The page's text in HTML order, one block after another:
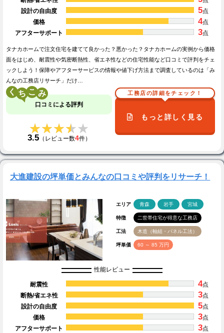
設計の自由度
5点
価格
4点
アフターサポート
3点
タナカホームで注文住宅を建てて良かった？悪かった？タナカホームの実例から価格
面をはじめ、耐震性や気密断熱性、省エネ性などの住宅性能など口コミで評判をチェ
ックしよう！保障やアフターサービスの情報や値下げ方法まで調査しているのは「み
んなの工務店リサーチ」だけ…
く こ
口コミによる評判
★★★★★
★★★★★
3.5（レビュー数4件）
工務店の詳細をチェック！
もっと詳しく見る
大進建設の坪単価とみんなの口コミや評判をリサーチ！
エリア 青森 岩手 宮城
特徴 二世帯住宅が得意な工務店
工法 木造（軸組・パネル工法）
坪単価 60 ～ 85 万円
性能レビュー
耐震性 4点
断熱/省エネ性
3点
設計の自由度
5点
価格
3点
アフターサポート
3点